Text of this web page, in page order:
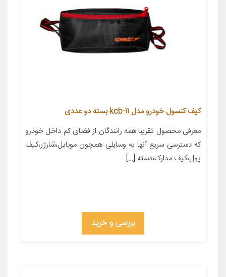
کیف کنسول خودرو مدل kcb-11 بسته دو عددی
معرفی محصول تقریبا همه رانندگان از فضای کم داخل خودرو
که دسترسی سریع آنها به وسایلی همچون موبایل،شارژر،کیف
پول،کیف مدارک،دسته […]
بررسی و خرید